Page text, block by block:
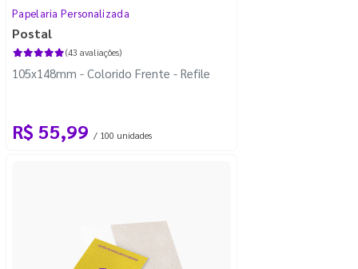
Papelaria Personalizada
Postal
(43 avaliações)
105x148mm - Colorido Frente - Refile
R$ 55,99 / 100 unidades